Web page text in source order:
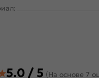
5.0 / 5 (На основе 7